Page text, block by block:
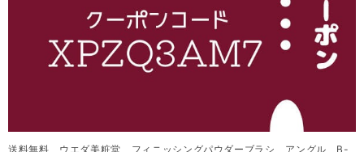
送料無料 ウエダ美粧堂 フィニッシングパウダーブラシ アングル B-